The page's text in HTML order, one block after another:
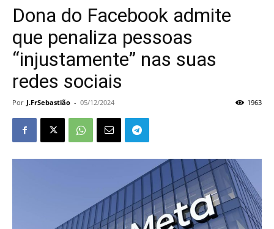
Dona do Facebook admite
que penaliza pessoas
“injustamente” nas suas
redes sociais
Por J.FrSebastião - 05/12/2024 1963